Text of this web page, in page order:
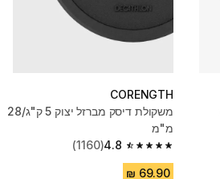
CORENGTH
משקולת דיסק מברזל יצוק 5 ק"ג/28
מ"מ
4.8
4.8 out of 5 stars from 1160 reviews
(1160)